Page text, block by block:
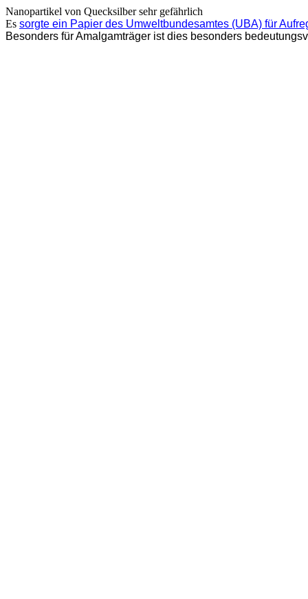
Nanopartikel von Quecksilber sehr gefährlich
Es sorgte ein Papier des Umweltbundesamtes (UBA) für
Besonders für Amalgamträger ist dies besonders